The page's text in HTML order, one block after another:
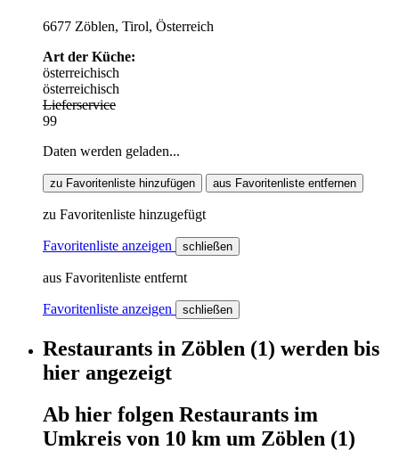
6677 Zöblen, Tirol, Österreich
Art der Küche:
österreichisch
österreichisch
Lieferservice
99
Daten werden geladen...
zu Favoritenliste hinzufügen aus Favoritenliste entfernen
zu Favoritenliste hinzugefügt
Favoritenliste anzeigen schließen
aus Favoritenliste entfernt
Favoritenliste anzeigen schließen
Restaurants in Zöblen (1) werden bis
hier angezeigt
Ab hier folgen Restaurants im
Umkreis von 10 km um Zöblen (1)